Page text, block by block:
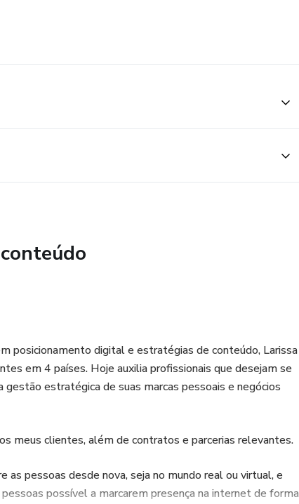
posicionamento digital e estratégias de conteúdo, Larissa
em 4 países. Hoje auxilia profissionais que desejam se
estratégica de suas marcas pessoais e negócios
meus clientes, além de contratos e parcerias relevantes.
as pessoas desde nova, seja no mundo real ou virtual, e
possível a marcarem presença na internet de forma